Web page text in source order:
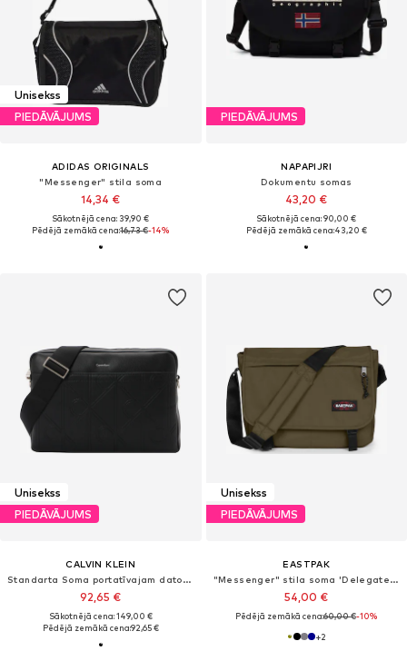
Unisekss
PIEDĀVĀJUMS
ADIDAS ORIGINALS
"Messenger" stila soma
14,34 €
Sākotnējā cena: 39,90 €
Pēdējā zemākā cena:16,73 €-14%
PIEDĀVĀJUMS
NAPAPIJRI
Dokumentu somas
43,20 €
Sākotnējā cena: 90,00 €
Pēdējā zemākā cena:43,20 €
Unisekss
PIEDĀVĀJUMS
CALVIN KLEIN
Standarta Soma portatīvajam datoram
92,65 €
Sākotnējā cena: 149,00 €
Pēdējā zemākā cena:92,65 €
Unisekss
PIEDĀVĀJUMS
EASTPAK
"Messenger" stila soma 'Delegate +'
54,00 €
Pēdējā zemākā cena:60,00 €-10%
+2